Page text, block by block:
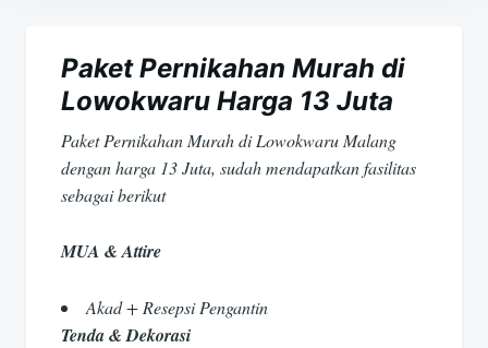
posPaket Pernikahan Murah di
Lowokwaru Harga 13 Juta
Paket Pernikahan Murah di Lowokwaru Malang
dengan harga 13 Juta, sudah mendapatkan fasilitas
sebagai berikut
MUA & Attire
Akad + Resepsi Pengantin
Tenda & Dekorasi